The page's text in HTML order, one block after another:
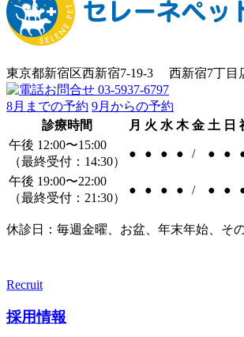
東京都新宿区西新宿7-19-3 西新宿7丁目
8月までの予約 9月からの予約
診療時間
月 火 水 木 金 土 日
午後 12:00〜15:00
（最終受付：14:30）
● ● ● ● / ● ●
午後 19:00〜22:00
（最終受付：21:30）
● ● ● ● / ● ●
休診日：毎週金曜、お盆、年末年始、そ
Recruit
採用情報